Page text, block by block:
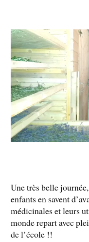
​Une très belle​
enfants en savent
médicinales et leurs
monde repart avec
de l’école !​!